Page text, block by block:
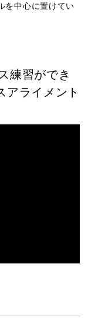
を中心に置けてい
練習ができ
アライメント